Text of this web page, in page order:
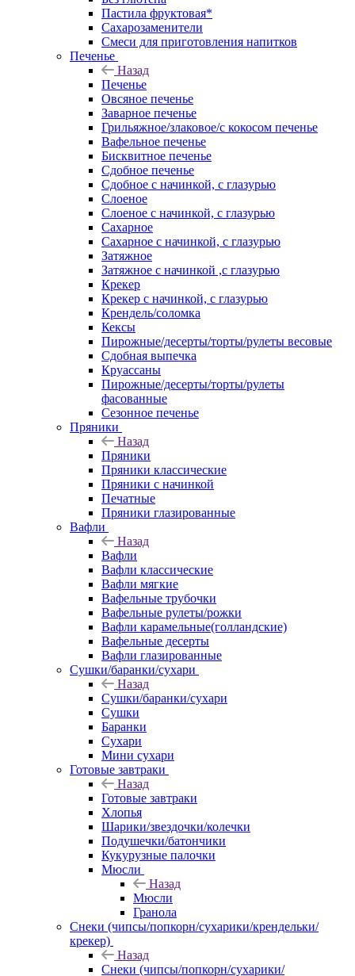
Пастила фруктовая*
Сахарозаменители
Смеси для приготовления напитков
Печенье
Назад
Печенье
Овсяное печенье
Заварное печенье
Грильяжное/злаковое/с кокосом печенье
Вафельное печенье
Бисквитное печенье
Сдобное печенье
Сдобное с начинкой, с глазурью
Слоеное
Слоеное с начинкой, с глазурью
Сахарное
Сахарное с начинкой, с глазурью
Затяжное
Затяжное с начинкой ,с глазурью
Крекер
Крекер с начинкой, с глазурью
Крендель/соломка
Кексы
Пирожные/десерты/торты/рулеты весовые
Сдобная выпечка
Круассаны
Пирожные/десерты/торты/рулеты
фасованные
Сезонное печенье
Пряники
Назад
Пряники
Пряники классические
Пряники с начинкой
Печатные
Пряники глазированные
Вафли
Назад
Вафли
Вафли классические
Вафли мягкие
Вафельные трубочки
Вафельные рулеты/рожки
Вафли карамельные(голландские)
Вафельные десерты
Вафли глазированные
Сушки/баранки/сухари
Назад
Сушки/баранки/сухари
Сушки
Баранки
Сухари
Мини сухари
Готовые завтраки
Назад
Готовые завтраки
Хлопья
Шарики/звездочки/колечки
Подушечки/батончики
Кукурузные палочки
Мюсли
Назад
Мюсли
Гранола
Снеки (чипсы/попкорн/сухарики/крендельки/
крекер)
Назад
Снеки (чипсы/попкорн/сухарики/